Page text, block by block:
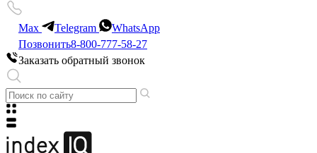
Max Telegram
WhatsApp
Позвонить8-800-777-58-27
Заказать обратный звонок